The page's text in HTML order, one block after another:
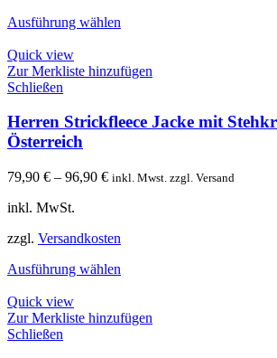
Ausführung wählen
Quick view
Zur Merkliste hinzufügen
Schließen
Herren Strickfleece Jacke mit
Österreich
79,90 € – 96,90 € inkl. Mwst. zzgl. Versand
inkl. MwSt.
zzgl. Versandkosten
Ausführung wählen
Quick view
Zur Merkliste hinzufügen
Schließen